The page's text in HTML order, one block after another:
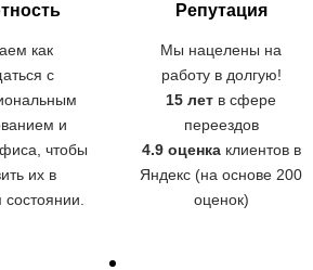
как
с
и
чтобы
их в
Репутация
Мы нацелены на
работу в долгую!
15 лет в сфере
переездов
4.9 оценкаклиентов в
Яндекс (на основе 200
оценок)